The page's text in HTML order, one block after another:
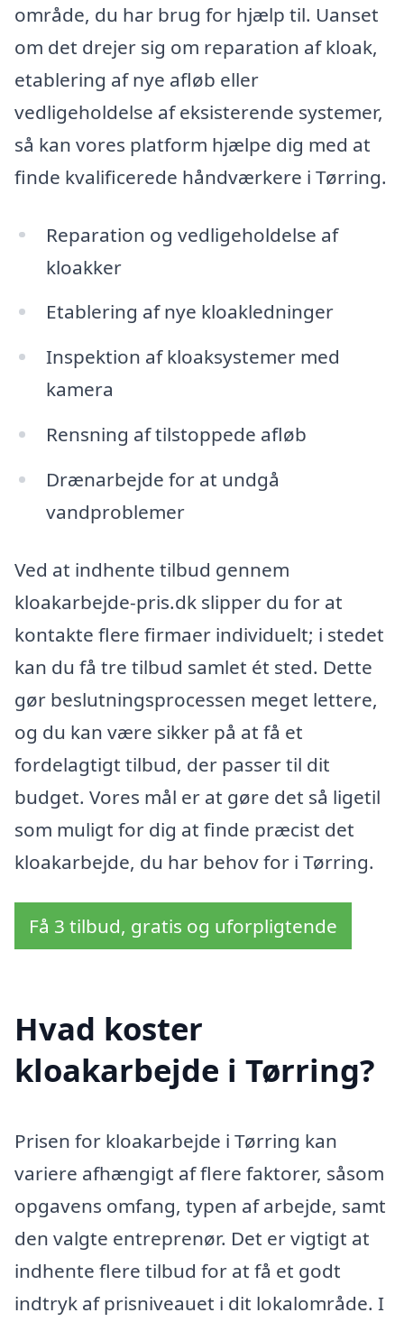
område, du har brug for hjælp til. Uanset
om det drejer sig om reparation af kloak,
etablering af nye afløb eller
vedligeholdelse af eksisterende systemer,
så kan vores platform hjælpe dig med at
finde kvalificerede håndværkere i Tørring.
Reparation og vedligeholdelse af
kloakker
Etablering af nye kloakledninger
Inspektion af kloaksystemer med
kamera
Rensning af tilstoppede afløb
Drænarbejde for at undgå
vandproblemer
Ved at indhente tilbud gennem
kloakarbejde-pris.dk slipper du for at
kontakte flere firmaer individuelt; i stedet
kan du få tre tilbud samlet ét sted. Dette
gør beslutningsprocessen meget lettere,
og du kan være sikker på at få et
fordelagtigt tilbud, der passer til dit
budget. Vores mål er at gøre det så ligetil
som muligt for dig at finde præcist det
kloakarbejde, du har behov for i Tørring.
Få 3 tilbud, gratis og uforpligtende
Hvad koster
kloakarbejde i Tørring?
Prisen for kloakarbejde i Tørring kan
variere afhængigt af flere faktorer, såsom
opgavens omfang, typen af arbejde, samt
den valgte entreprenør. Det er vigtigt at
indhente flere tilbud for at få et godt
indtryk af prisniveauet i dit lokalområde. I